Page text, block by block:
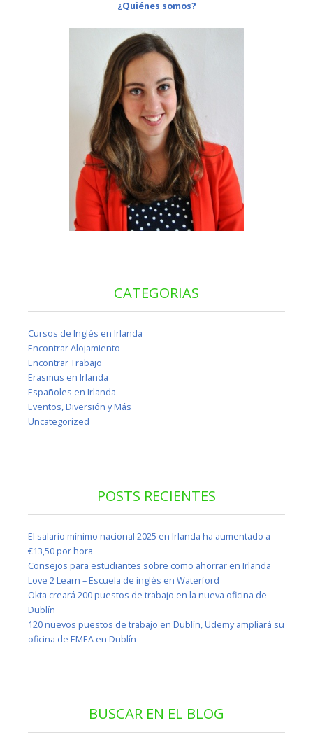
¿Quiénes somos?
CATEGORIAS
Cursos de Inglés en Irlanda
Encontrar Alojamiento
Encontrar Trabajo
Erasmus en Irlanda
Españoles en Irlanda
Eventos, Diversión y Más
Uncategorized
POSTS RECIENTES
El salario mínimo nacional 2025 en Irlanda ha aumentado a
€13,50 por hora
Consejos para estudiantes sobre como ahorrar en Irlanda
Love 2 Learn – Escuela de inglés en Waterford
Okta creará 200 puestos de trabajo en la nueva oficina de
Dublín
120 nuevos puestos de trabajo en Dublín, Udemy ampliará su
oficina de EMEA en Dublín
BUSCAR EN EL BLOG